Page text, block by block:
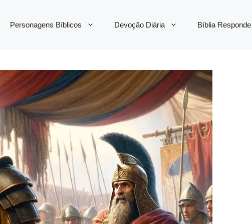
Personagens Bíblicos Devoção Diária Bíblia Responde